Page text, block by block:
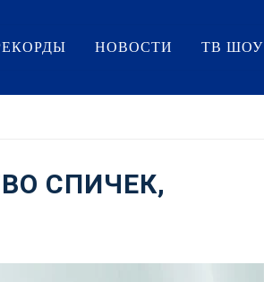
НОВОСТИ ТВ ШОУ
СПИЧЕК,